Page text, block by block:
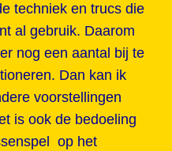
techniek en trucs die
al gebruik. Daarom
nog een aantal bij te
Dan kan ik
voorstellingen
is ook de bedoeling
op het